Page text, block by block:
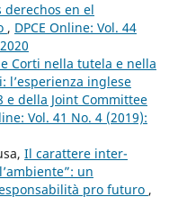
derechos en el
, DPCE Online: Vol. 44
Corti nella tutela e nella
l’esperienza inglese
e della Joint Committee
Vol. 41 No. 4 (2019):
Il carattere inter-
un
pro futuro ,